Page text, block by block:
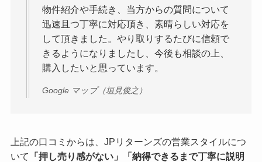
物件紹介や手続き、当方からの質問について
迅速且つ丁寧に対応頂き、素晴らしい対応を
して頂きました。やり取りするたびに信頼で
きるようになりましたし、今後も相談の上、
購入したいと思っています。
Google マップ（垣見俊之）
上記の口コミからは、JPリターンズの営業スタイルにつ
いて
「押し売り感がない」「納得できるまで丁寧に説明